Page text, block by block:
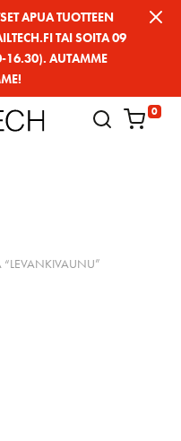
APUA TUOTTEEN
TAI SOITA 09
16.30). AUTAMME
0
“LEVANKIVAUNU”